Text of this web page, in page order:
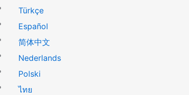
Türkçe
Español
简体中文
Nederlands
Polski
ไทย